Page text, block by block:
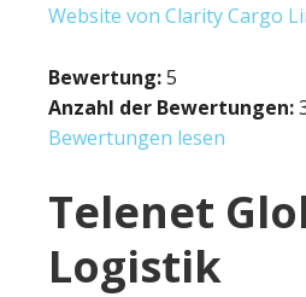
Website von Clarity Cargo
Bewertung:5
Anzahl der Bewertungen:
Bewertungen lesen
Telenet
Logistik